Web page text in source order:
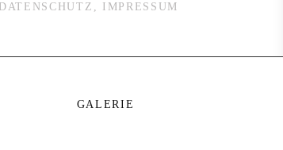
GALERIE
DATENSCHUTZ, IMPRESSUM